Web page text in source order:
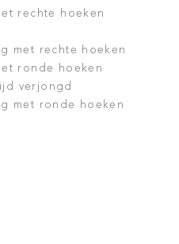
rechte hoeken
met rechte hoeken
ronde hoeken
verjongd
met ronde hoeken